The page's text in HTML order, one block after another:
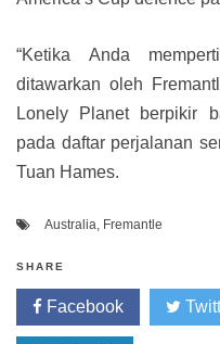
“Ketika Anda
ditawarkan oleh
Lonely Planet berpikir
pada daftar perjalanan
Tuan Hames.
Australia, Fremantle
SHARE
Facebook